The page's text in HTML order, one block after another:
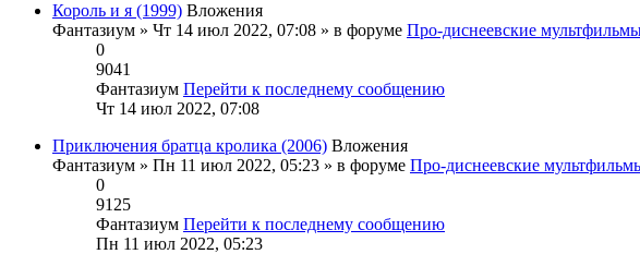
Король и я (1999) Вложения
Фантазиум » Чт 14 июл 2022, 07:08 » в форуме Про-диснеевские
0
9041
Фантазиум Перейти к последнему сообщению
Чт 14 июл 2022, 07:08
Приключения братца кролика (2006) Вложения
Фантазиум » Пн 11 июл 2022, 05:23 » в форуме Про-диснеевские
0
9125
Фантазиум Перейти к последнему сообщению
Пн 11 июл 2022, 05:23